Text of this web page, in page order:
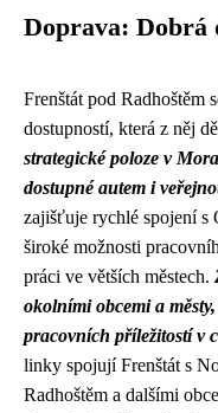
Doprava: Dobrá
Frenštát pod Radhoštěm
dostupností, která z něj
strategické poloze v
dostupné autem i
zajišťuje rychlé spojení s
široké možnosti
práci ve větších městech.
okolními obcemi a
pracovních příležitostí v
linky spojují Frenštát s
Radhoštěm a dalšími